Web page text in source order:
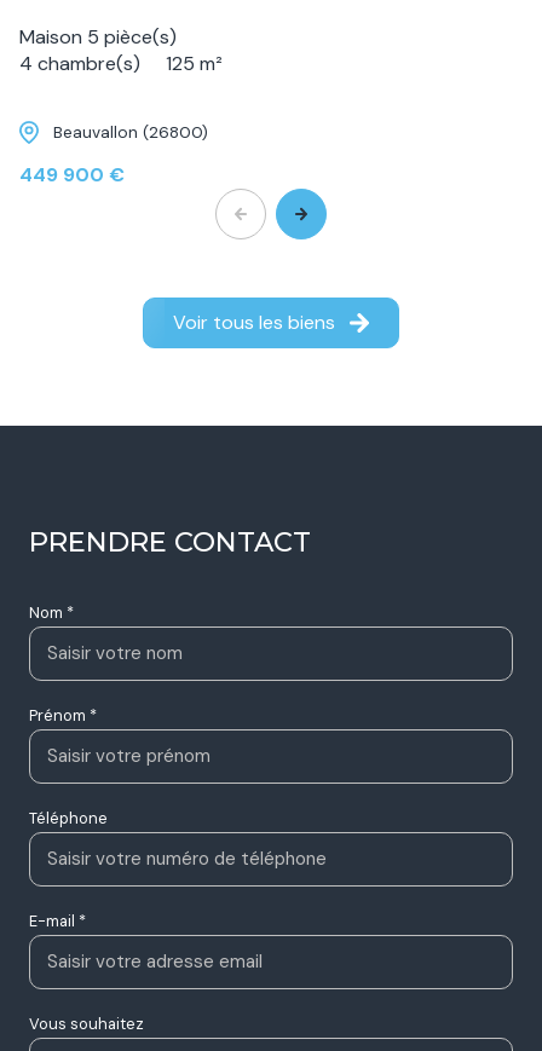
Maison 5 pièce(s)
4 chambre(s)
125 m²
Beauvallon (26800)
449 900 €
Voir tous les biens
PRENDRE CONTACT
Nom *
Prénom *
Téléphone
E-mail *
Vous souhaitez